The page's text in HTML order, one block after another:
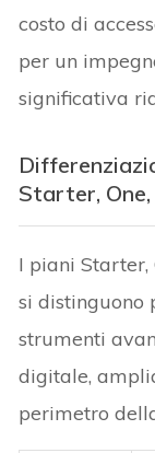
costo di
per un
significativa
Starter, One,
I piani Starter,
si distinguono
strumenti
digitale,
perimetro